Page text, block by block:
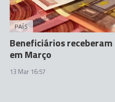
PAÍS
Beneficiários
em Março
13 Mar 16:57